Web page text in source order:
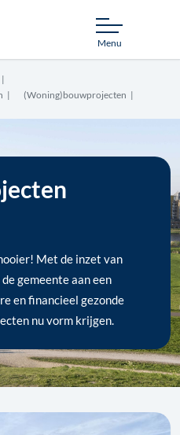
Menu
(Woning)bouwprojecten
Met de inzet van
gemeente aan een
en financieel gezonde
nu vorm krijgen.